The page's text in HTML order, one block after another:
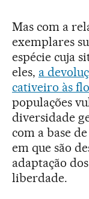
Mas com a
exemplares
espécie cuja
eles, a
cativeiro às
populações
diversidade
com a base
em que são
adaptação
liberdade.